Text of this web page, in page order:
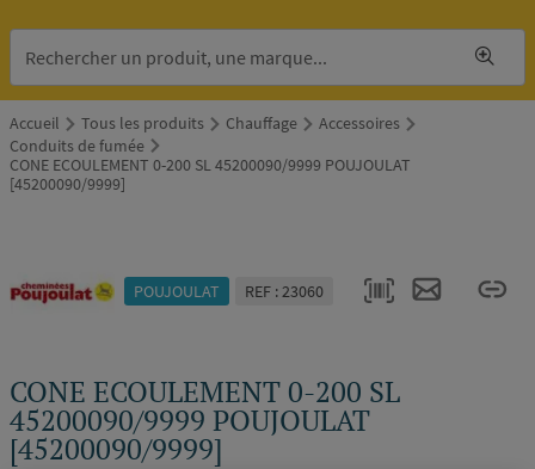
Accueil Tous les produits Chauffage
Accessoires
Conduits de fumée
CONE ECOULEMENT 0-200 SL 45200090/9999 POUJOULAT
[45200090/9999]
POUJOULAT REF : 23060
CONE ECOULEMENT 0-200 SL
45200090/9999 POUJOULAT
[45200090/9999]